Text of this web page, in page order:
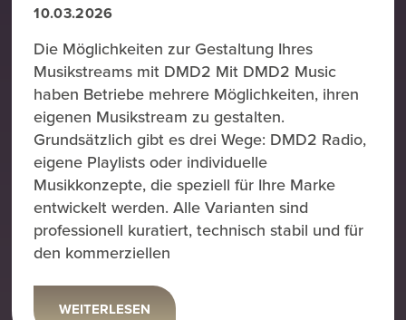
10.03.2026
Die Möglichkeiten zur Gestaltung Ihres
Musikstreams mit DMD2 Mit DMD2 Music
haben Betriebe mehrere Möglichkeiten, ihren
eigenen Musikstream zu gestalten.
Grundsätzlich gibt es drei Wege: DMD2 Radio,
eigene Playlists oder individuelle
Musikkonzepte, die speziell für Ihre Marke
entwickelt werden. Alle Varianten sind
professionell kuratiert, technisch stabil und für
den kommerziellen
WEITERLESEN